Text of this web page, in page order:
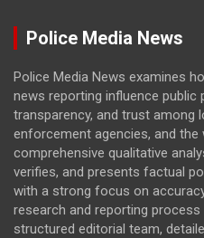
Police Media News
Police Media News examines
news reporting influence public
transparency, and trust among
enforcement agencies, and the
comprehensive qualitative
verifies, and presents factual
with a strong focus on
research and reporting
structured editorial team,